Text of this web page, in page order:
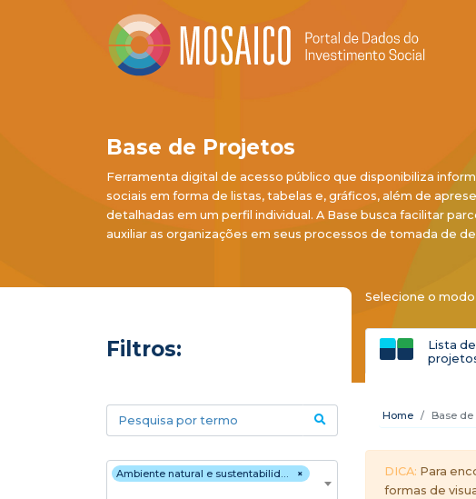
Base de Projetos
Ferramenta digital de acesso público que disponibiliza
sociais em forma de listas, tabelas e, gráficos, além de
detalhadas em um perfil individual. A Base busca facilitar
auxiliar as organizações em seus processos de tomada de
Filtros:
Selecione o
Lista de
Pesquisa por termo
Áreas temáticas ×
Ambiente natural e sustentabilidade
Home Base
DICA: Para
formas de